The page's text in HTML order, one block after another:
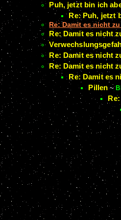
Puh, jetzt bin ich
Re: Puh, jetzt
Re: Damit es nicht
Re: Damit es nicht
Re: Damit es nicht
Re: Damit es nicht
Re: Damit es
Pillen ~